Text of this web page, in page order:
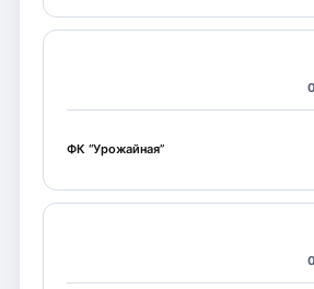
ФК “Урожайная”